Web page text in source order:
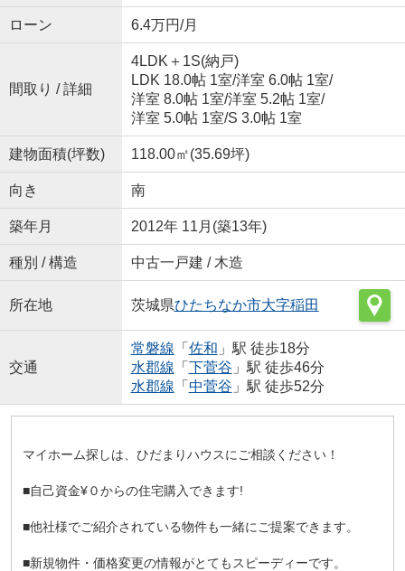
ローン 6.4万円/月
間取り / 詳細
4LDK＋1S(納戸)
LDK 18.0帖 1室/洋室 6.0帖 1室/
洋室 8.0帖 1室/洋室 5.2帖 1室/
洋室 5.0帖 1室/S 3.0帖 1室
建物面積(坪数) 118.00㎡(35.69坪)
向き 南
築年月 2012年 11月(築13年)
種別 / 構造 中古一戸建 / 木造
所在地 茨城県ひたちなか市大字稲田
交通
常磐線 「 佐和 」駅 徒歩18分
水郡線 「 下菅谷 」駅 徒歩46分
水郡線 「 中菅谷 」駅 徒歩52分
マイホーム探しは、ひだまりハウスにご相談ください！
■自己資金¥０からの住宅購入できます!
■他社様でご紹介されている物件も一緒にご提案できます。
■新規物件・価格変更の情報がとてもスピーディーです。